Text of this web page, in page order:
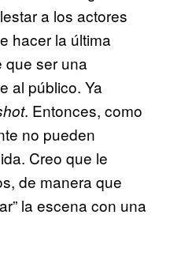
a los actores
hacer la última
que ser una
al público. Ya
. Entonces, como
no pueden
Creo que le
de manera que
la escena con una